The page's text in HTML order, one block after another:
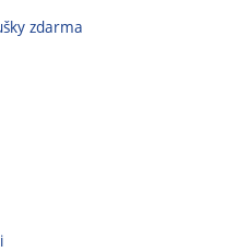
zdarma